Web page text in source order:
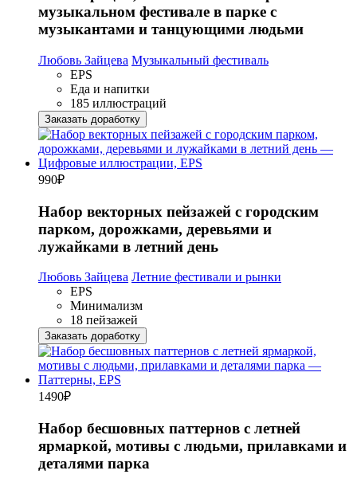
музыкальном фестивале в парке с
музыкантами и танцующими людьми
Любовь Зайцева Музыкальный фестиваль
EPS
Еда и напитки
185 иллюстраций
Заказать доработку
990₽
Набор векторных пейзажей с городским
парком, дорожками, деревьями и
лужайками в летний день
Любовь Зайцева Летние фестивали и рынки
EPS
Минимализм
18 пейзажей
Заказать доработку
1490₽
Набор бесшовных паттернов с летней
ярмаркой, мотивы с людьми, прилавками и
деталями парка